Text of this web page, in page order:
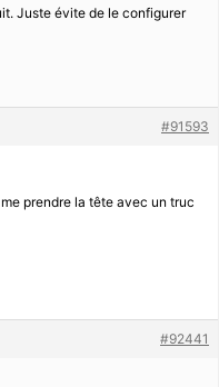
Juste évite de le configurer
#91593
prendre la tête avec un truc
#92441